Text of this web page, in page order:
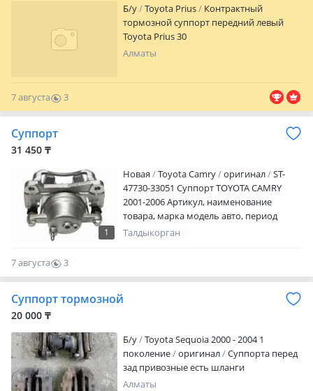
Б/y Toyota Prius
Контрактный
тормозной суппорт передний левый
Toyota Prius 30
Алматы
7 августа
3
0
Суппорт
31 450 ₸
1
Новая Toyota Camry оригинал
ST-
47730-33051 Суппорт TOYOTA CAMRY
2001-2006 Артикул, наименование
товара, марка модель авто, период
выпуска Наличие и актуальную цену
выходной
Талдыкорган
7 августа
3
0
Суппорт тормозной
20 000 ₸
Б/y
Toyota Sequoia 2000 - 2004 1
поколение
оригинал
Суппорта перед
зад привозные есть шланги
Алматы